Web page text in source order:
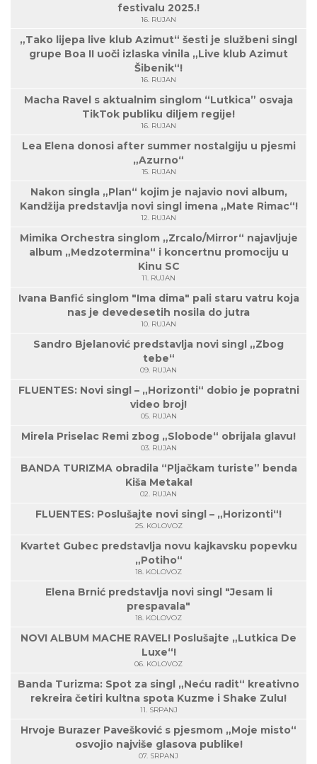
festivalu 2025.!
16. RUJAN
„Tako lijepa live klub Azimut“ šesti je službeni singl
grupe Boa II uoči izlaska vinila „Live klub Azimut
Šibenik“!
16. RUJAN
Macha Ravel s aktualnim singlom “Lutkica” osvaja
TikTok publiku diljem regije!
16. RUJAN
Lea Elena donosi after summer nostalgiju u pjesmi
„Azurno“
15. RUJAN
Nakon singla „Plan“ kojim je najavio novi album,
Kandžija predstavlja novi singl imena „Mate Rimac“!
12. RUJAN
Mimika Orchestra singlom „Zrcalo/Mirror“ najavljuje
album „Medzotermina“ i koncertnu promociju u
Kinu SC
11. RUJAN
Ivana Banfić singlom "Ima dima" pali staru vatru koja
nas je devedesetih nosila do jutra
10. RUJAN
Sandro Bjelanović predstavlja novi singl „Zbog
tebe“
09. RUJAN
FLUENTES: Novi singl – „Horizonti“ dobio je popratni
video broj!
05. RUJAN
Mirela Priselac Remi zbog „Slobode“ obrijala glavu!
03. RUJAN
BANDA TURIZMA obradila “Pljačkam turiste” benda
Kiša Metaka!
02. RUJAN
FLUENTES: Poslušajte novi singl – „Horizonti“!
25. KOLOVOZ
Kvartet Gubec predstavlja novu kajkavsku popevku
„Potiho“
18. KOLOVOZ
Elena Brnić predstavlja novi singl "Jesam li
prespavala"
18. KOLOVOZ
NOVI ALBUM MACHE RAVEL! Poslušajte „Lutkica De
Luxe“!
06. KOLOVOZ
Banda Turizma: Spot za singl „Neću radit“ kreativno
rekreira četiri kultna spota Kuzme i Shake Zulu!
11. SRPANJ
Hrvoje Burazer Pavešković s pjesmom „Moje misto“
osvojio najviše glasova publike!
07. SRPANJ